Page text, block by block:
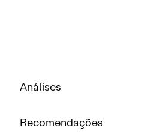
Análises
Recomendações